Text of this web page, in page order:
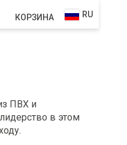
КОРЗИНА RU
ПВХ и
в этом